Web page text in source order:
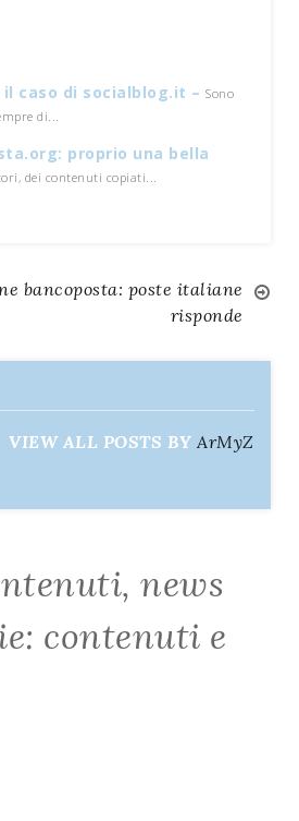
caso di socialblog.it –Sono
di...
proprio una bella
dei contenuti copiati...
bancoposta: poste italiane
risponde
VIEW ALL POSTS BYArMyZ
news
contenuti e